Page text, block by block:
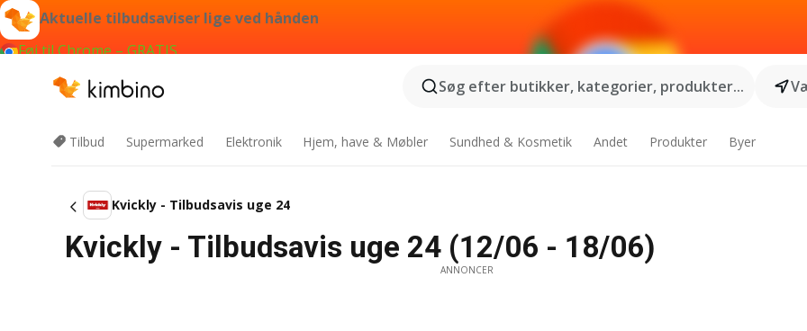
Aktuelle tilbudsaviser lige ved hånden
Føj til Chrome – GRATIS
Søg efter butikker, kategorier, produkter...
Tilbud Supermarked Elektronik Hjem, have & Møbler Sundhed & Kosmetik Andet Produkter Byer
Kvickly - Tilbudsavis uge 24
Kvickly - Tilbudsavis uge 24 (12/06 - 18/06)
ANNONCER